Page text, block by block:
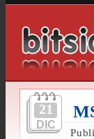
21
DIC